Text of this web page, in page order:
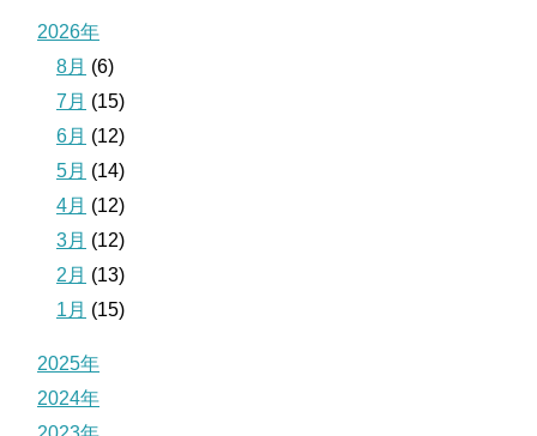
2026年
8月 (6)
7月 (15)
6月 (12)
5月 (14)
4月 (12)
3月 (12)
2月 (13)
1月 (15)
2025年
2024年